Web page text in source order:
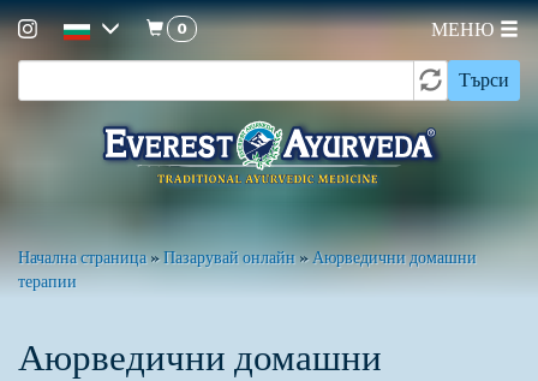
към
за
търсене
Търси
0 МЕНЮ
Вие
сте
Начална страница »Пазарувай онлайн » Аюрведични домашни
терапии
Аюрведични домашни